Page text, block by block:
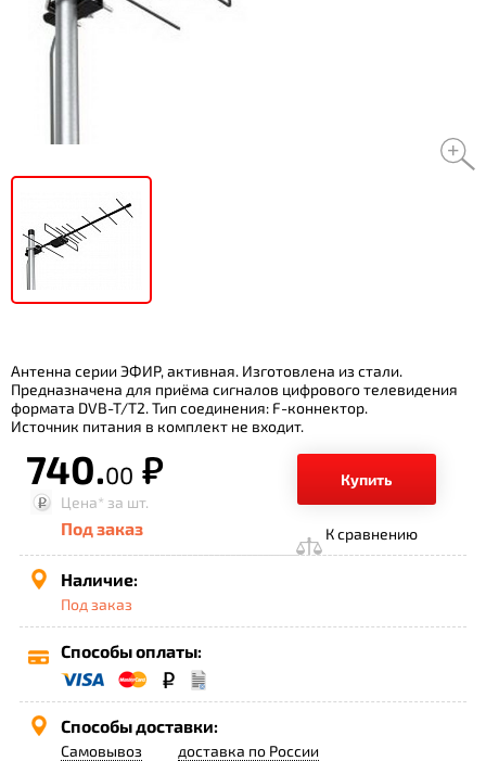
Антенна серии ЭФИР, активная. Изготовлена из стали.
Предназначена для приёма сигналов цифрового телевидения
формата DVB-T/T2. Тип соединения: F-коннектор.
Источник питания в комплект не входит.
740.00 р.
Купить
Цена* за шт.
Под заказ К сравнению
Наличие:
Под заказ
Способы оплаты:
Способы доставки:
Самовывоз доставка по России